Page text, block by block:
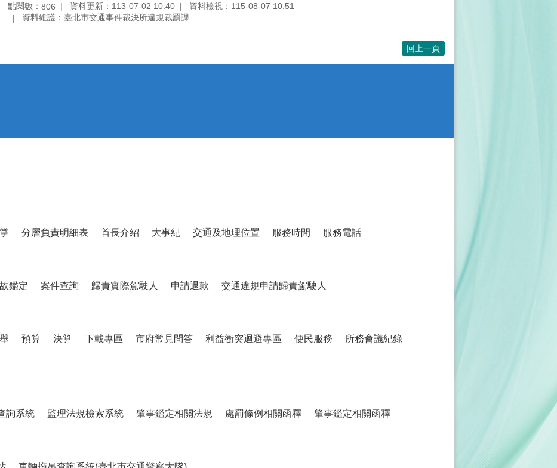
點閱數： 806 資料更新：113-07-02 10:40
資料檢視：115-08-07 10:51
資料維護：臺北市交通事件裁決所違規裁罰課
回上一頁
分層負責明細表 首長介紹 大事紀 交通及地理位置 服務時間 服務電話
鑑定 案件查詢 歸責實際駕駛人 申請退款 交通違規申請歸責駕駛人
預算 決算 下載專區 市府常見問答 利益衝突迴避專區 便民服務 所務會議紀錄
詢系統 監理法規檢索系統 肇事鑑定相關法規 處罰條例相關函釋 肇事鑑定相關函釋